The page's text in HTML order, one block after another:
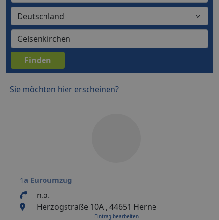
Sie möchten hier erscheinen?
1a Euroumzug
n.a.
Herzogstraße 10A , 44651 Herne
Eintrag bearbeiten